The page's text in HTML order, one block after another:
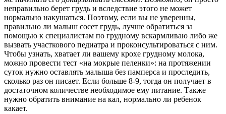
неправильно берет грудь и вследствие этого не может
нормально накушаться. Поэтому, если вы не уверенны,
правильно ли малыш сосет грудь, лучше обратиться за
помощью к специалистам по грудному вскармливаю либо же
вызвать участкового педиатра и проконсультироваться с ним.
Чтобы узнать, хватает ли вашему крохе грудному молока,
можно провести тест «на мокрые пеленки»: на протяжении
суток нужно оставлять малыша без памперса и проследить,
сколько раз он писает. Если больше 8-9, тогда он получает в
достаточном количестве необходимое ему питание. Также
нужно обратить внимание на кал, нормально ли ребенок
какает.